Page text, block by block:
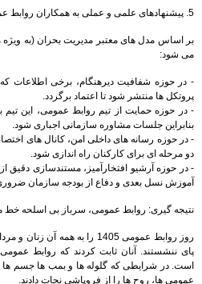
زیسته یک سال اخیر، پیشنهادهای زیر ارائه
مسائل امنیتی منتشر نشد، اکنون با رعایت
واحدها دچار استرس و فشار روانی شده است؛
های داخلی (سروش، ایتا، بله) با احراز هویت
عمومی در جنگ (با حذف جزئیات امنیتی) برای
تبریک می گویم که در یک سال با دو جنگ تحمیلی، هرگز از
ارتباطی» نیست؛ بلکه «قلب مراقبت سازمانی»
پیام های صادقانه، به موقع و همدلانه روابط